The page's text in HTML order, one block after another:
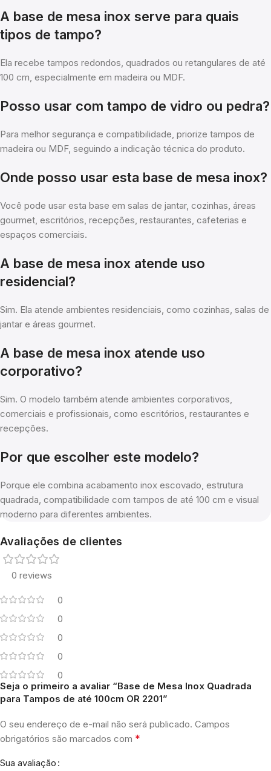
A base de mesa inox serve para quais
tipos de tampo?
Ela recebe tampos redondos, quadrados ou retangulares de até
100 cm, especialmente em madeira ou MDF.
Posso usar com tampo de vidro ou pedra?
Para melhor segurança e compatibilidade, priorize tampos de
madeira ou MDF, seguindo a indicação técnica do produto.
Onde posso usar esta base de mesa inox?
Você pode usar esta base em salas de jantar, cozinhas, áreas
gourmet, escritórios, recepções, restaurantes, cafeterias e
espaços comerciais.
A base de mesa inox atende uso
residencial?
Sim. Ela atende ambientes residenciais, como cozinhas, salas de
jantar e áreas gourmet.
A base de mesa inox atende uso
corporativo?
Sim. O modelo também atende ambientes corporativos,
comerciais e profissionais, como escritórios, restaurantes e
recepções.
Por que escolher este modelo?
Porque ele combina acabamento inox escovado, estrutura
quadrada, compatibilidade com tampos de até 100 cm e visual
moderno para diferentes ambientes.
Avaliações de clientes
0 reviews
0
0
0
0
0
Seja o primeiro a avaliar “Base de Mesa Inox Quadrada
para Tampos de até 100cm OR 2201”
O seu endereço de e-mail não será publicado. Campos
obrigatórios são marcados com *
Sua avaliação